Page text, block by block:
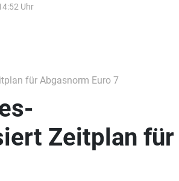
Uhr
für Abgasnorm Euro 7
Zeitplan für